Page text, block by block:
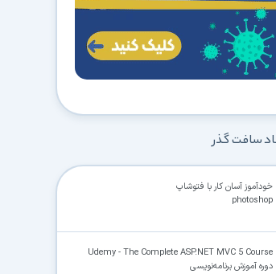
سافت گذر
خودآموز آسان کار با فتوشاپ
photoshop
Udemy - The Complete ASP.NET MVC 5 Course
دوره آموزش برنامه‌نویسی